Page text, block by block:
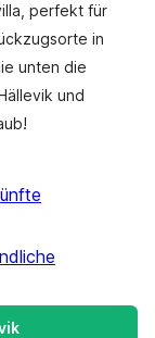
perfekt für
in
unten die
und